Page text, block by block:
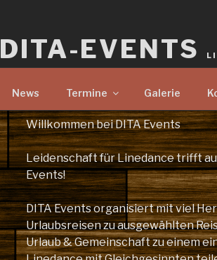
DITA-EVENTS
News Termine Galerie
Willkommen bei DITA Events
Leidenschaft für Linedance trifft
Events!
DITA Events organisiert mit viel
Urlaubsreisen zu ausgewählten
Urlaub & Gemeinschaft zu einem